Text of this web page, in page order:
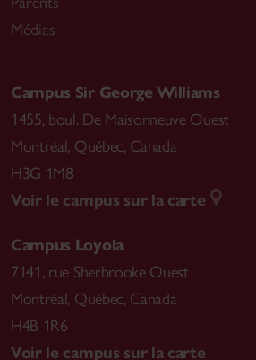
Médias
Campus Sir George Williams
1455, boul. De Maisonneuve Ouest
Montréal, Québec, Canada
H3G 1M8
Voir le campus sur la carte
Campus Loyola
7141, rue Sherbrooke Ouest
Montréal, Québec, Canada
H4B 1R6
Voir le campus sur la carte